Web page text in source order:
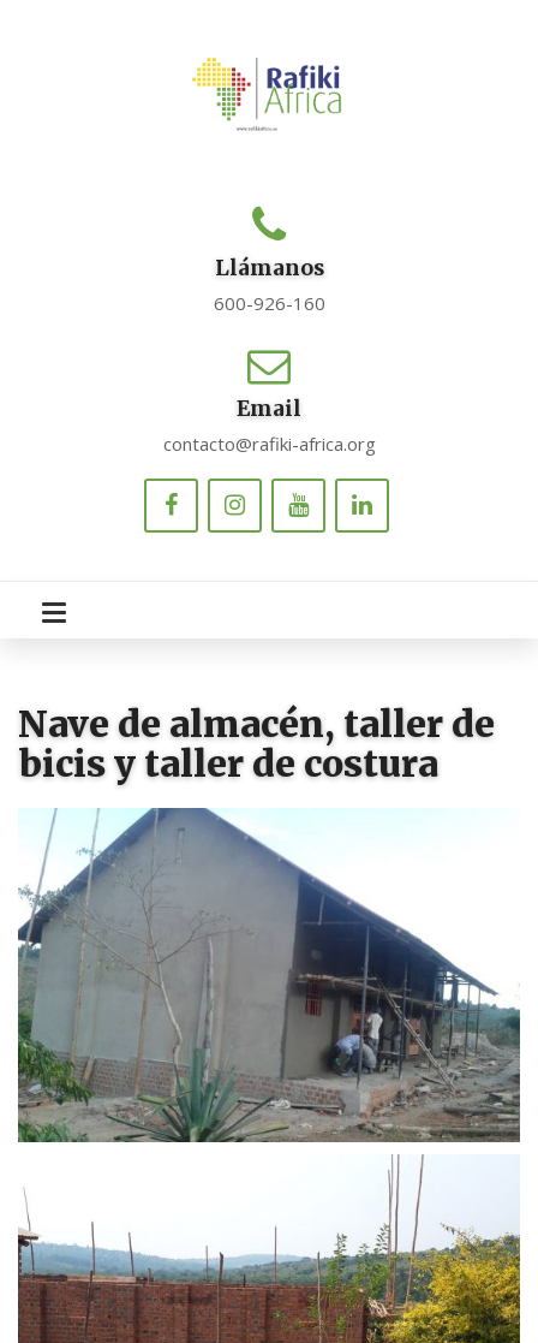
Llámanos
600-926-160
Email
contacto@rafiki-africa.org
Nave de almacén, taller de
bicis y taller de costura